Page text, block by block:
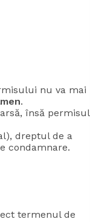
nu va mai
.
însă permisul
dreptul de a
condamnare.
termenul de